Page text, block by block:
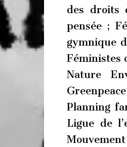
des droits
pensée ;
gymnique
Féministes
Nature
Planning
Ligue de